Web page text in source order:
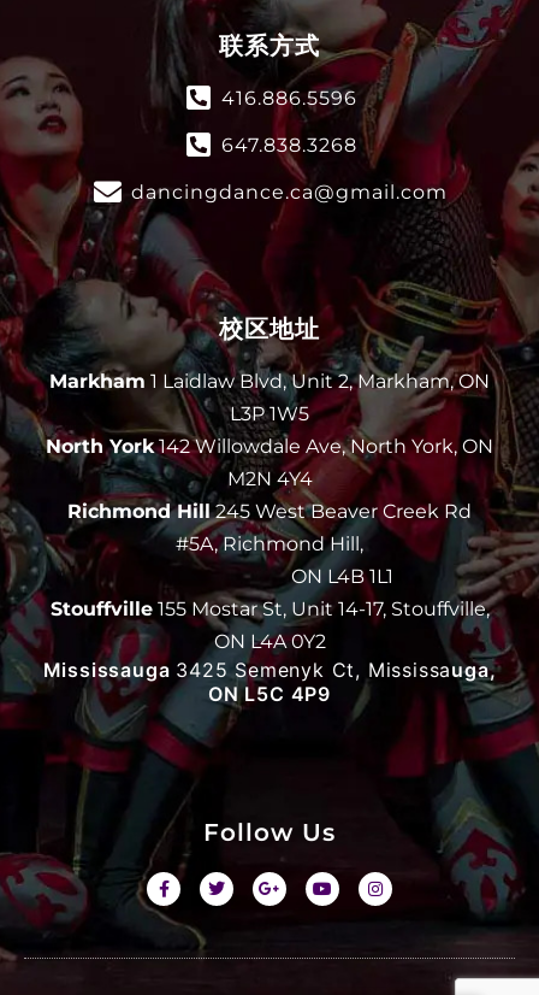
联系方式
416.886.5596
647.838.3268
dancingdance.ca@gmail.com
校区地址
Markham 1 Laidlaw Blvd, Unit 2, Markham, ON
L3P 1W5
North York142 Willowdale Ave, North York, ON
M2N 4Y4
Richmond Hill245 West Beaver Creek Rd
#5A, Richmond Hill,
ON L4B 1L1
Stouffville155 Mostar St, Unit 14-17, Stouffville,
ON L4A 0Y2
Mississauga 3425 Semenyk Ct, Mississauga,
ON L5C 4P9
Follow Us